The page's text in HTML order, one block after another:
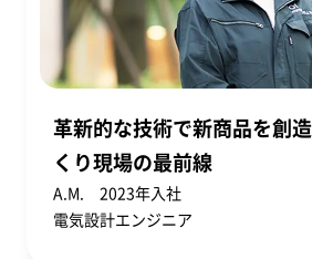
革新的な技術で新商品を創
くり現場の最前線
A.M. 2023年入社
電気設計エンジニア